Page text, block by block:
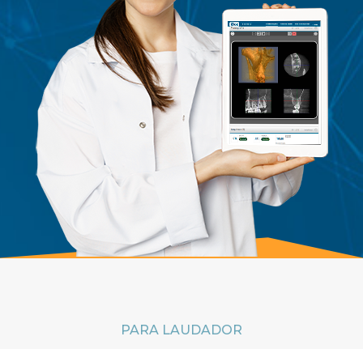
PARA LAUDADOR